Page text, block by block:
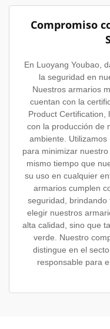
Compromiso
En Luoyang Youbao,
la seguridad en
Nuestros armarios
cuentan con la
Product Certification,
con la producción de
ambiente.
para minimizar
mismo tiempo que
su uso en cualquier
armarios cumplen
seguridad, brindando
elegir nuestros
alta calidad, sino que
verde. Nuestro
distingue en el
responsable para